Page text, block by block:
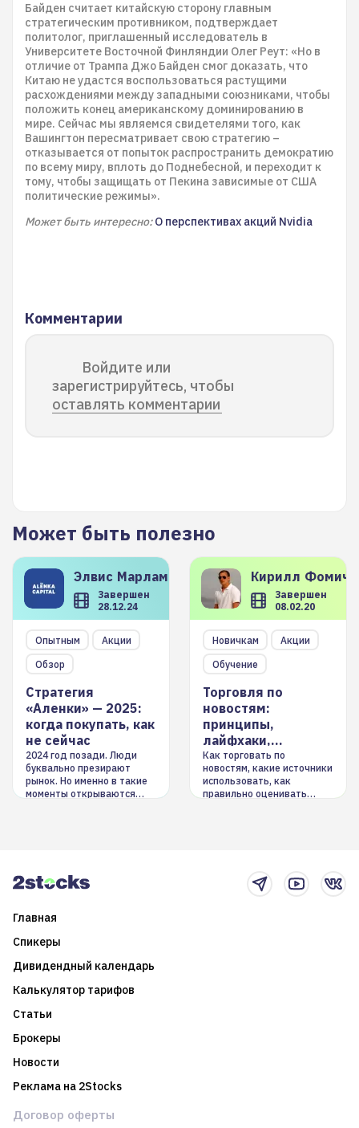
Байден считает китайскую сторону главным
стратегическим противником, подтверждает
политолог, приглашенный исследователь в
Университете Восточной Финляндии Олег Реут: «Но в
отличие от Трампа Джо Байден смог доказать, что
Китаю не удастся воспользоваться растущими
расхождениями между западными союзниками, чтобы
положить конец американскому доминированию в
мире. Сейчас мы являемся свидетелями того, как
Вашингтон пересматривает свою стратегию –
отказывается от попыток распространить демократию
по всему миру, вплоть до Поднебесной, и переходит к
тому, чтобы защищать от Пекина зависимые от США
политические режимы».
Может быть интересно: О перспективах акций Nvidia
Комментарии
Войдите или
зарегистрируйтесь, чтобы
оставлять комментарии
Может быть полезно
Элвис Марламов
Завершен
28.12.24
Опытным
Акции
Обзор
Стратегия
«Аленки» — 2025:
когда покупать, как
не сейчас
2024 год позади. Люди
буквально презирают
рынок. Но именно в такие
моменты открываются
Кирилл
Завершен
08.02.20
Новичкам
Акции
Обучение
Торговля по
новостям:
принципы,
лайфхаки,
инструменты
Как торговать по
новостям, какие источники
использовать, как
правильно оценивать
Главная
Спикеры
Дивидендный календарь
Калькулятор тарифов
Статьи
Брокеры
Новости
Реклама на 2Stocks
Договор оферты